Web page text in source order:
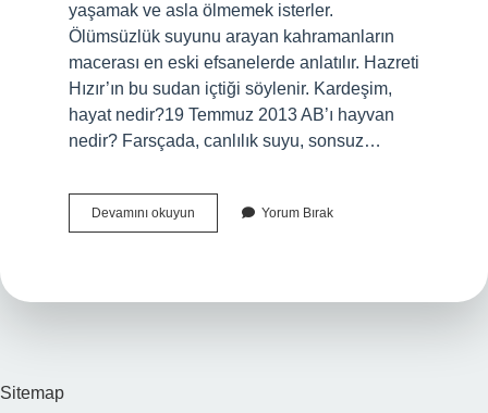
yaşamak ve asla ölmemek isterler.
Ölümsüzlük suyunu arayan kahramanların
macerası en eski efsanelerde anlatılır. Hazreti
Hızır’ın bu sudan içtiği söylenir. Kardeşim,
hayat nedir?19 Temmuz 2013 AB’ı hayvan
nedir? Farsçada, canlılık suyu, sonsuz…
Devamını okuyun
I
Yorum Bırak
Sitemap